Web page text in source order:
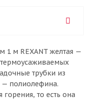
1 м REXANT желтая —
трубки из
— полиолефина.
то есть она